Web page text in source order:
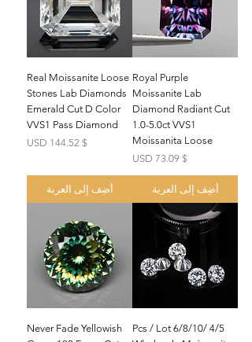
Royal Purple
Moissanite Lab
Diamond Radiant Cut
1.0-5.0ct VVS1
Moissanita Loose
السعر
$ 73.09 USD
أضِف إلى العربة
Real Moissanite Loose
Stones Lab Diamonds
Emerald Cut D Color
VVS1 Pass Diamond
السعر
$ 144.52 USD
أضِف إلى العربة
4/5 /6/8/10 Pcs / Lot
Never Fade Yellowish